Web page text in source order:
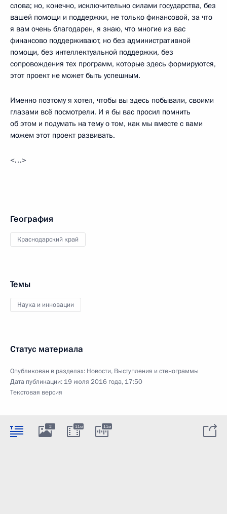
слова; но, конечно, исключительно силами государства, без
вашей помощи и поддержки, не только финансовой, за что
я вам очень благодарен, я знаю, что многие из вас
финансово поддерживают, но без административной
помощи, без интеллектуальной поддержки, без
сопровождения тех программ, которые здесь формируются,
этот проект не может быть успешным.
Именно поэтому я хотел, чтобы вы здесь побывали, своими
глазами всё посмотрели. И я бы вас просил помнить
об этом и подумать на тему о том, как мы вместе с вами
можем этот проект развивать.
<…>
География
Краснодарский край
Темы
Наука и инновации
Статус материала
Опубликован в разделах: Новости, Выступления и стенограммы
Дата публикации: 19 июля 2016 года, 17:50
Текстовая версия
2 11м 11м